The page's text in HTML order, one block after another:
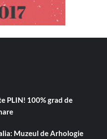
PLIN! 100% grad de
Muzeul de Arhologie